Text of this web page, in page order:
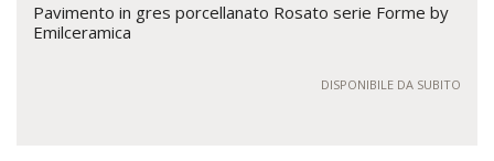
Pavimento in gres porcellanato Rosato serie Forme by
Emilceramica
DISPONIBILE DA SUBITO